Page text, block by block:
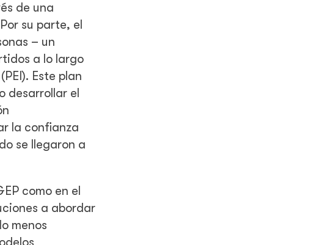
de una
su parte, el
– un
a lo largo
(PEI). Este plan
desarrollar el
la confianza
se llegaron a
como en el
a abordar
menos